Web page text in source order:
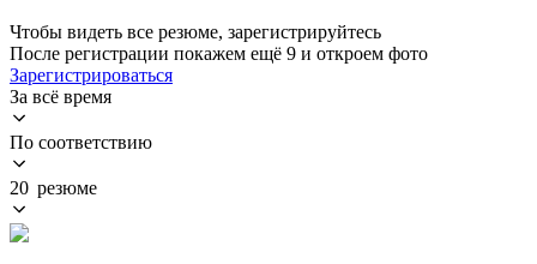
Чтобы видеть все резюме, зарегистрируйтесь
После регистрации покажем ещё 9 и откроем фото
Зарегистрироваться
За всё время
По соответствию
20 резюме